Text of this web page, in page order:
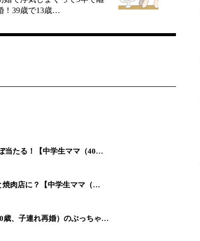
！39歳で13歳…
当たる！【中学生ママ（40…
焼肉店に？【中学生ママ（…
歳、子連れ再婚）のぶっちゃ…